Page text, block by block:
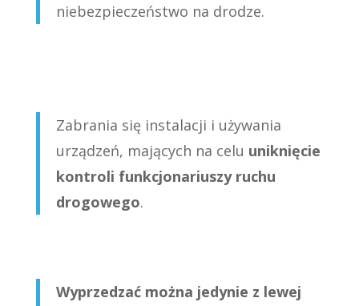
niebezpieczeństwo na drodze.
Zabrania się instalacji i używania
urządzeń, mających na celu uniknięcie
kontroli funkcjonariuszy ruchu
drogowego.
Wyprzedzać można jedynie z lewej